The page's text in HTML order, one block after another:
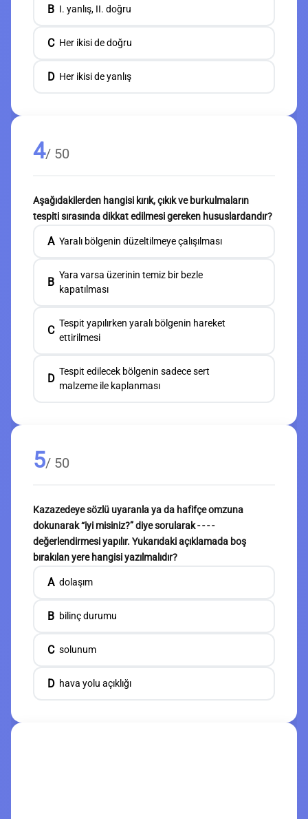
B I. yanlış, II. doğru
C Her ikisi de doğru
D Her ikisi de yanlış
4/ 50
Aşağıdakilerden hangisi kırık, çıkık ve burkulmaların
tespiti sırasında dikkat edilmesi gereken hususlardandır?
A Yaralı bölgenin düzeltilmeye çalışılması
B
Yara varsa üzerinin temiz bir bezle
kapatılması
C
Tespit yapılırken yaralı bölgenin hareket
ettirilmesi
D
Tespit edilecek bölgenin sadece sert
malzeme ile kaplanması
5/ 50
Kazazedeye sözlü uyaranla ya da hafifçe omzuna
dokunarak “iyi misiniz?” diye sorularak - - - -
değerlendirmesi yapılır. Yukarıdaki açıklamada boş
bırakılan yere hangisi yazılmalıdır?
A dolaşım
B bilinç durumu
C solunum
D hava yolu açıklığı